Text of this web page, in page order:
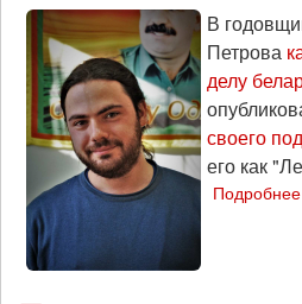
год
В
Петрова
делу
своего
его как
Подробнее